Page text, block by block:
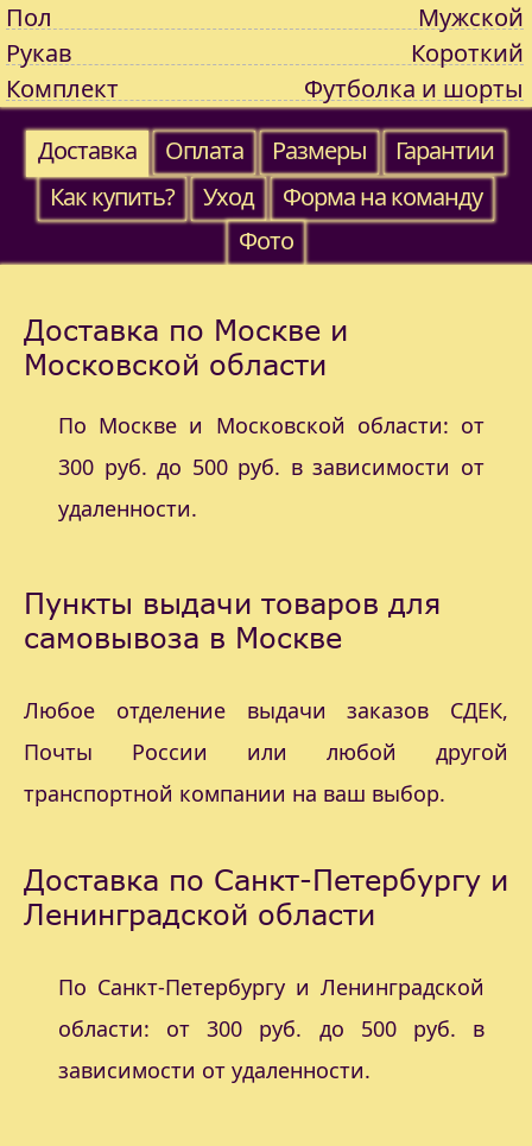
Пол
Мужской
Рукав
Короткий
Комплект
Футболка и шорты
Доставка
Оплата Размеры
Гарантии
Как купить?
Уход
Форма на команду
Фото
Доставка по Москве и
Московской области
По Москве и Московской области: от
300 руб. до 500 руб. в зависимости от
удаленности.
Пункты выдачи товаров для
самовывоза в Москве
Любое отделение выдачи заказов СДЕК,
Почты России или любой другой
транспортной компании на ваш выбор.
Доставка по Санкт-Петербургу и
Ленинградской области
По Санкт-Петербургу и Ленинградской
области: от 300 руб. до 500 руб. в
зависимости от удаленности.